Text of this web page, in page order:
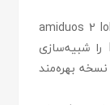
: amiduos 2
نسخه‌ای از اندروید با رابط کاربری Lollipop را شبیه‌سازی
بهره‌مند